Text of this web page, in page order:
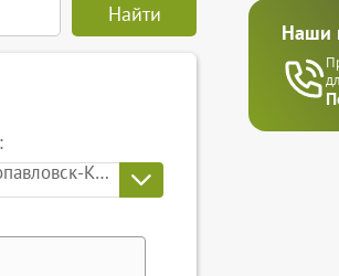
Наши
Найти
Петропавловск-Камчатский